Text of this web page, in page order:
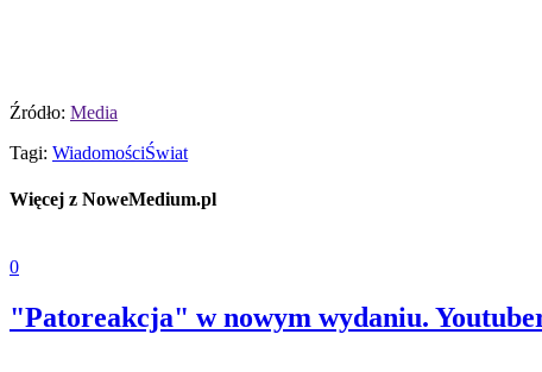
Źródło: Media
Tagi: WiadomościŚwiat
Więcej z NoweMedium.pl
0
"Patoreakcja" w nowym wydaniu.